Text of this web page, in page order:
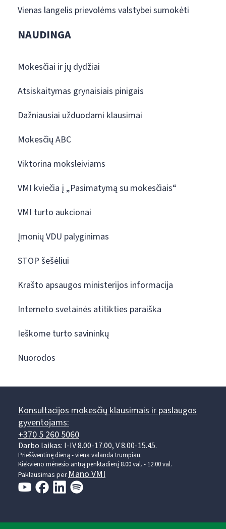
Vienas langelis prievolėms valstybei sumokėti
NAUDINGA
Mokesčiai ir jų dydžiai
Atsiskaitymas grynaisiais pinigais
Dažniausiai užduodami klausimai
Mokesčių ABC
Viktorina moksleiviams
VMI kviečia į „Pasimatymą su mokesčiais“
VMI turto aukcionai
Įmonių VDU palyginimas
STOP šešėliui
Krašto apsaugos ministerijos informacija
Interneto svetainės atitikties paraiška
Ieškome turto savininkų
Nuorodos
Konsultacijos mokesčių klausimais ir paslaugos
gyventojams:
+370 5 260 5060
Darbo laikas: I-IV 8.00-17.00, V 8.00-15.45.
Prieššventinę dieną - viena valanda trumpiau.
Kiekvieno mėnesio antrą penktadienį 8.00 val. - 12.00 val.
Paklausimas per Mano VMI